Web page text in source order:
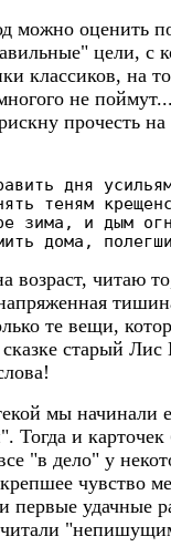
можно оценить
цели, с
классиков, на
не
прочесть
дня
теням
зима, и дым
дома,
возраст, читаю
те вещи,
старый
мы начинали
Тогда и
"в дело" у
чувство
первые удачные